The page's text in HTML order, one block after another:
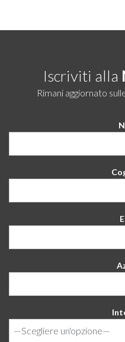
Iscriviti alla
Rimani aggiornato